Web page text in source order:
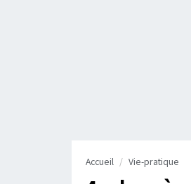
Accueil Vie-pratique